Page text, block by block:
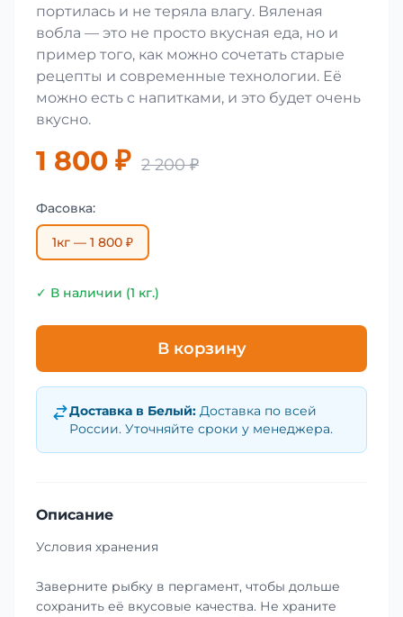
портилась и не теряла влагу. Вяленая
вобла — это не просто вкусная еда, но и
пример того, как можно сочетать старые
рецепты и современные технологии. Её
можно есть с напитками, и это будет очень
вкусно.
1 800 ₽ 2 200 ₽
Фасовка:
1кг — 1 800 ₽
✓ В наличии (1 кг.)
В корзину
Доставка в Белый: Доставка по всей
России. Уточняйте сроки у менеджера.
Описание
Условия хранения
Заверните рыбку в пергамент, чтобы дольше
сохранить её вкусовые качества. Не храните